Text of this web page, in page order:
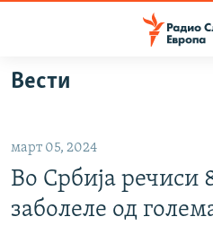
Оди
на
главната
навигација
ВИЗУЕЛНО
ВЕСТИ
ШТО ТРЕБА ДА ЗНАЕТЕ
Вести
март 05, 2024
Во Србија речиси
заболеле од